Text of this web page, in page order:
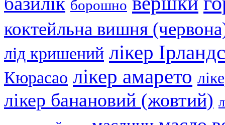
борошно
коктейльна вишня
лід кришений лікер
Кюрасао лікер амарето
лікер банановий (жовтий)